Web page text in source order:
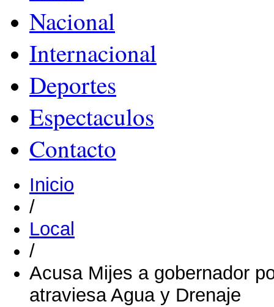
Nacional
Internacional
Deportes
Espectaculos
Contacto
Inicio
/
Local
/
Acusa Mijes a gobernador
atraviesa Agua y Drenaje